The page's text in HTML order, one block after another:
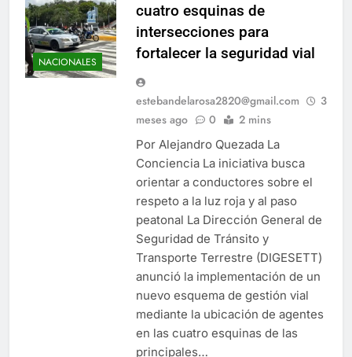
NACIONALES
cuatro esquinas de
intersecciones para
fortalecer la seguridad vial
estebandelarosa2820@gmail.com
3
meses ago
0 2 mins
Por Alejandro Quezada La
Conciencia La iniciativa busca
orientar a conductores sobre el
respeto a la luz roja y al paso
peatonal La Dirección General de
Seguridad de Tránsito y
Transporte Terrestre (DIGESETT)
anunció la implementación de un
nuevo esquema de gestión vial
mediante la ubicación de agentes
en las cuatro esquinas de las
principales…